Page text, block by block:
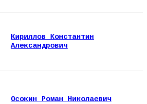
Кириллов Константин
Александрович
Осокин Роман Николаевич